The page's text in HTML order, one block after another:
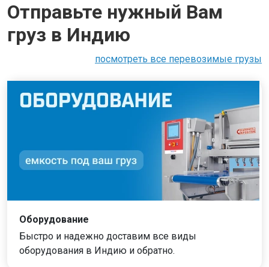
Отправьте нужный Вам
груз в Индию
посмотреть все перевозимые грузы
Оборудование
Быстро и надежно доставим все виды
оборудования в Индию и обратно.